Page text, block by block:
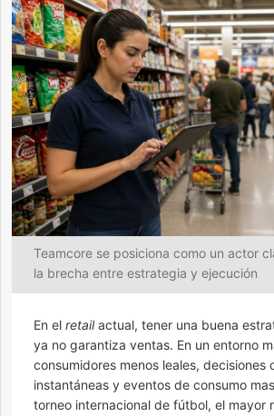
Teamcore se posiciona como un actor
la brecha entre estrategia y ejecución
En el retailactual, tener una buena
ya no garantiza ventas. En un entorno
consumidores menos leales, decisiones
instantáneas y eventos de consumo
torneo internacional de fútbol, el mayor